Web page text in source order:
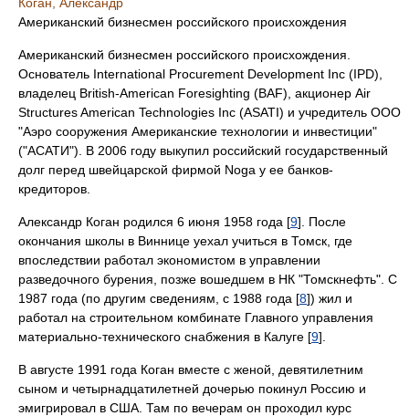
Американский бизнесмен российского происхождения
Американский бизнесмен российского происхождения.
Основатель International Procurement Development Inc (IPD),
владелец British-American Foresighting (BAF), акционер Air
Structures American Technologies Inc (ASATI) и учредитель ООО
"Аэро сооружения Американские технологии и инвестиции"
("АСАТИ"). В 2006 году выкупил российский государственный
долг перед швейцарской фирмой Noga у ее банков-
кредиторов.
Александр Коган родился 6 июня 1958 года [9]. После
окончания школы в Виннице уехал учиться в Томск, где
впоследствии работал экономистом в управлении
разведочного бурения, позже вошедшем в НК "Томскнефть". С
1987 года (по другим сведениям, с 1988 года [8]) жил и
работал на строительном комбинате Главного управления
материально-технического снабжения в Калуге [9].
В августе 1991 года Коган вместе с женой, девятилетним
сыном и четырнадцатилетней дочерью покинул Россию и
эмигрировал в США. Там по вечерам он проходил курс